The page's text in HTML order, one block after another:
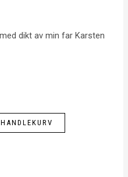
dikt av min far Karsten